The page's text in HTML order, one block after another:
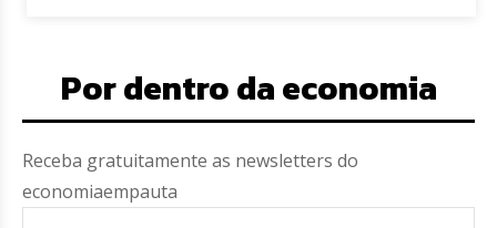
Por dentro da economia
Receba gratuitamente as newsletters do
economiaempauta